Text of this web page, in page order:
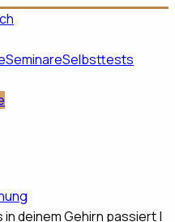
SeminareSelbsttests
deinem Gehirn passiert |